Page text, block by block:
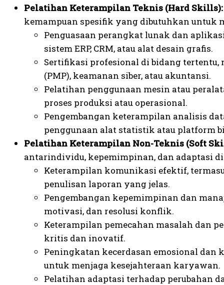
Pelatihan Keterampilan Teknis (Hard Skills):
kemampuan spesifik yang dibutuhkan untuk
Penguasaan perangkat lunak dan
sistem ERP, CRM, atau alat desain grafis.
Sertifikasi profesional di bidang
(PMP), keamanan siber, atau akuntansi.
Pelatihan penggunaan mesin atau
proses produksi atau operasional.
Pengembangan keterampilan analisis
penggunaan alat statistik atau platform
Pelatihan Keterampilan Non-Teknis (Soft
antarindividu, kepemimpinan, dan adaptasi
Keterampilan komunikasi efektif,
penulisan laporan yang jelas.
Pengembangan kepemimpinan dan
motivasi, dan resolusi konflik.
Keterampilan pemecahan masalah dan
kritis dan inovatif.
Peningkatan kecerdasan emosional dan
untuk menjaga kesejahteraan karyawan.
Pelatihan adaptasi terhadap perubahan